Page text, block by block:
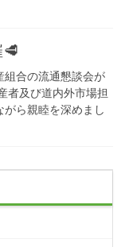
合の流通懇談会が
及び道内外市場担
ら親睦を深めまし